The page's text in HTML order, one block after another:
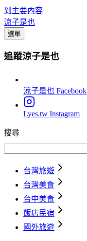
到主要內容
涼子是也
選單
追蹤涼子是也
涼子是也 Facebook
Lyes.tw Instagram
搜尋
台灣旅遊
台灣美食
台中美食
飯店民宿
國外旅遊